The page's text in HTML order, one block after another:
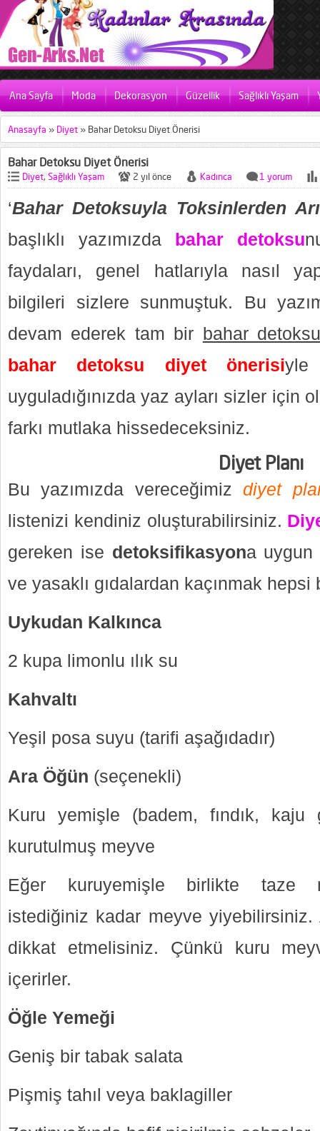
Ana Sayfa Moda Dekorasyon Güzellik Sağlıklı Yaşam
Anasayfa » Diyet » Bahar Detoksu Diyet Önerisi
Bahar Detoksu Diyet Önerisi
Diyet, Sağlıklı Yaşam 2 yıl önce Kadınca 1 yorum
‘Bahar Detoksuyla Toksinlerden
başlıklı yazımızda
bahar detoksu
faydaları, genel hatlarıyla nasıl
bilgileri sizlere sunmuştuk. Bu
devam ederek tam bir bahar
bahar detoksu diyet önerisiyle
uyguladığınızda yaz ayları sizler için
farkı mutlaka hissedeceksiniz.
Diyet Planı
Bu yazımızda vereceğimizdiyet
listenizi kendiniz oluşturabilirsiniz.
gereken ise detoksifikasyona uygun
ve yasaklı gıdalardan kaçınmak hepsi
Uykudan Kalkınca
2 kupa limonlu ılık su
Kahvaltı
Yeşil posa suyu (tarifi aşağıdadır)
Ara Öğün (seçenekli)
Kuru yemişle (badem, fındık,
kurutulmuş meyve
Eğer kuruyemişle birlikte taze
istediğiniz kadar meyve
dikkat etmelisiniz. Çünkü kuru
içerirler.
Öğle Yemeği
Geniş bir tabak salata
Pişmiş tahıl veya baklagiller